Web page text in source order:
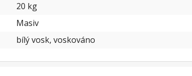
20 kg
Masiv
bílý vosk, voskováno